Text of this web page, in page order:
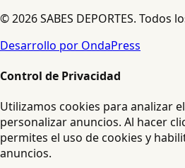
© 2026 SABES DEPORTES. Todos
Desarrollo por OndaPress
Control de Privacidad
Utilizamos cookies para analizar
personalizar anuncios. Al hacer
permites el uso de cookies y
anuncios.